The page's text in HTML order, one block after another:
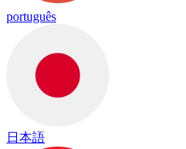
português
日本語